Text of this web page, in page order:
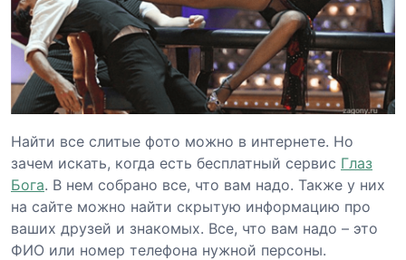
Найти все слитые фото можно в интернете. Но
зачем искать, когда есть бесплатный сервис Глаз
Бога. В нем собрано все, что вам надо. Также у них
на сайте можно найти скрытую информацию про
ваших друзей и знакомых. Все, что вам надо – это
ФИО или номер телефона нужной персоны.